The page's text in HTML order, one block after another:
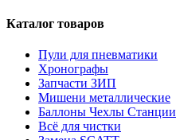
Каталог товаров
Пули для пневматики
Хронографы
Запчасти ЗИП
Мишени металлические
Баллоны Чехлы Станции
Всё для чистки